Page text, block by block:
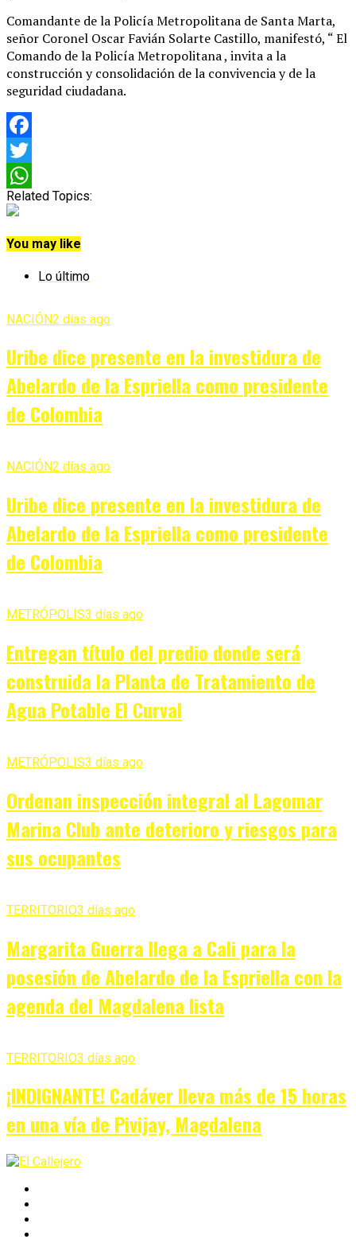
Comandante de la Policía Metropolitana de Santa Marta,
señor Coronel Oscar Favián Solarte Castillo, manifestó, “ El
Comando de la Policía Metropolitana , invita a la
construcción y consolidación de la convivencia y de la
seguridad ciudadana.
Facebook
Twitter
WhatsApp
Related Topics:
You may like
Lo último
NACIÓN2 días ago
Uribe dice presente en la investidura de
Abelardo de la Espriella como presidente
de Colombia
NACIÓN2 días ago
Uribe dice presente en la investidura de
Abelardo de la Espriella como presidente
de Colombia
METRÓPOLIS3 días ago
Entregan título del predio donde será
construida la Planta de Tratamiento de
Agua Potable El Curval
METRÓPOLIS3 días ago
Ordenan inspección integral al Lagomar
Marina Club ante deterioro y riesgos para
sus ocupantes
TERRITORIO3 días ago
Margarita Guerra llega a Cali para la
posesión de Abelardo de la Espriella con la
agenda del Magdalena lista
TERRITORIO3 días ago
¡INDIGNANTE! Cadáver lleva más de 15 horas
en una vía de Pivijay, Magdalena